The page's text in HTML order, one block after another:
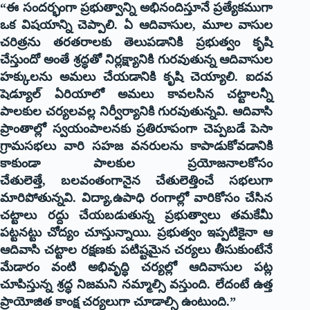
“ఈ సందర్భంగా ప్రభుత్వాన్ని అభినందిస్తూనే ప్రత్యేకముగా
ఒక విషయాన్ని చెప్పాలి. ఏ ఆదివాసుల, మూల వాసుల
చరిత్రను తరతరాలకు తెలుపడానికి ప్రభుత్వం కృషి
చేస్తుందో అంతే శ్రద్ధతో నిర్లక్ష్యానికి గురవుతున్న ఆదివాసుల
హక్కులను అమలు చేయడానికి కృషి చెయ్యాలి. ఐదవ
షెడ్యూల్ ఏరియాలో అమలు కావలసిన చట్టాలన్నీ
పాలకుల చర్యలవల్ల నిర్వీర్యానికి గురవుతున్నవి. ఆదివాసి
ప్రాంతాల్లో స్వయంపాలనకు ప్రతిరూపంగా చెప్పబడే పెసా
గ్రామసభలు వారి సహజ వనరులను కాపాడుకోవడానికి
కాకుండా పాలకుల ప్రయోజనాలకోసం
చేతులెత్తే,బలవంతంగానైన చేతులెత్తించే సభలుగా
మారిపోతున్నవి. విద్యా,ఉపాధి రంగాల్లో వారికోసం చేసిన
చట్టాలు రద్దు చేయబడుతున్న ప్రభుత్వాలు తమకేమీ
పట్టనట్టు చోద్యం చూస్తున్నాయి. ప్రభుత్వం ఇప్పటికైనా ఆ
ఆదివాసి చట్టాల రక్షణకు పటిష్టమైన చర్యలు తీసుకుంటేనే
మేడారం వంటి అభివృద్ధి చర్యల్లో ఆదివాసుల పట్ల
చూపిస్తున్న శ్రద్ధ నిజమని నమ్మాల్సి వస్తుంది. లేదంటే ఉత్త
ప్రాయోజిత కాంక్ష చర్యలుగా చూడాల్సి ఉంటుంది.”